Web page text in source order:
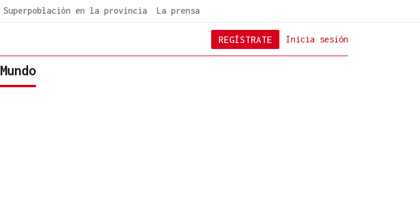
Superpoblación en la provincia La prensa
Inicia sesión
REGÍSTRATE
Mundo